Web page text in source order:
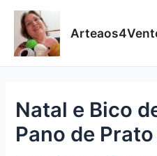
content
Natal e Bico
Pano de